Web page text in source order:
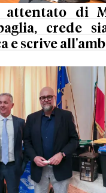
attentato di
crede
e scrive